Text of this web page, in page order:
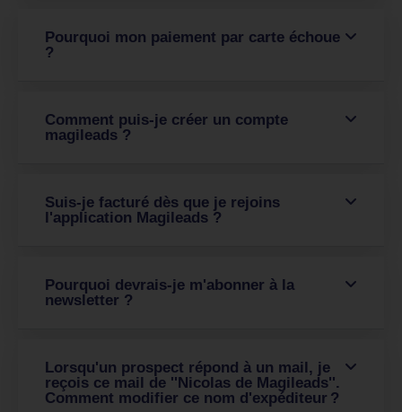
Pourquoi mon paiement par carte échoue
?
Comment puis-je créer un compte
magileads ?
Suis-je facturé dès que je rejoins
l'application Magileads ?
Pourquoi devrais-je m'abonner à la
newsletter ?
Lorsqu'un prospect répond à un mail, je
reçois ce mail de ''Nicolas de Magileads''.
Comment modifier ce nom d'expéditeur ?